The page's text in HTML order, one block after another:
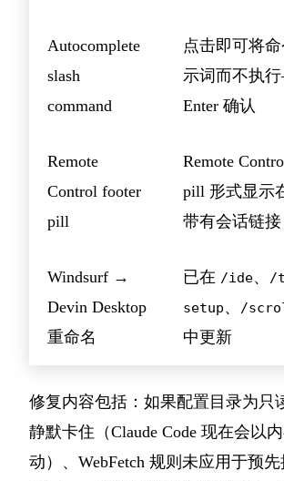
Autocomplete
slash
command
点击即可将
示词而不执
Enter 确认
Remote
Control footer
pill
Remote
pill 形式显示
带有会话链接
Windsurf →
Devin Desktop
重命名
已在 /ide、
/
setup、 /
中更新
修复内容包括：如果配置目录为只
静默卡住（Claude Code 现在会以
动）、WebFetch 规则未应用于预先